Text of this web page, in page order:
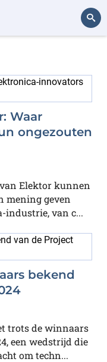
Ethics
Waar
ongezouten
van Elektor kunnen
mening geven
industrie, van c...
bekend
trots de winnaars
een wedstrijd die
om techn...